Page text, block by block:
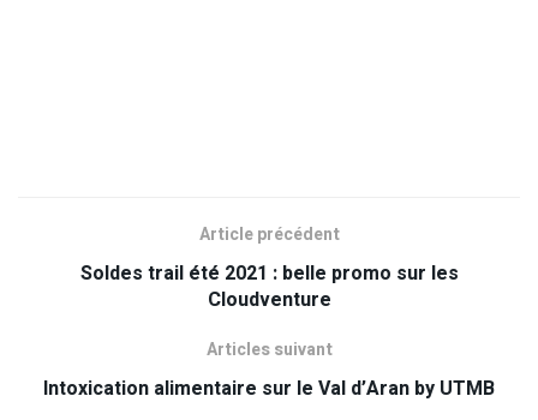
Article précédent
Soldes trail été 2021 : belle promo sur les
Cloudventure
Articles suivant
Intoxication alimentaire sur le Val d’Aran by UTMB